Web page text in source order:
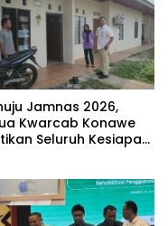
Jamnas 2026,
Kwarcab Konawe
Seluruh Kesiapan